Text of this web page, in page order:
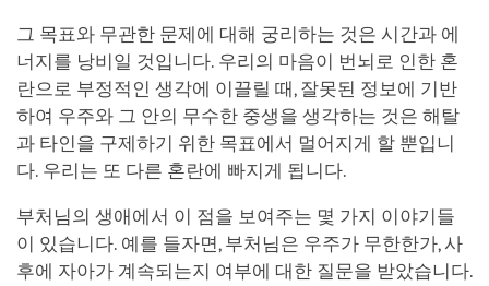
그 목표와 무관한 문제에 대해 궁리하는 것은 시간과 에
너지를 낭비일 것입니다. 우리의 마음이 번뇌로 인한 혼
란으로 부정적인 생각에 이끌릴 때, 잘못된 정보에 기반
하여 우주와 그 안의 무수한 중생을 생각하는 것은 해탈
과 타인을 구제하기 위한 목표에서 멀어지게 할 뿐입니
다. 우리는 또 다른 혼란에 빠지게 됩니다.
부처님의 생애에서 이 점을 보여주는 몇 가지 이야기들
이 있습니다. 예를 들자면, 부처님은 우주가 무한한가, 사
후에 자아가 계속되는지 여부에 대한 질문을 받았습니다.